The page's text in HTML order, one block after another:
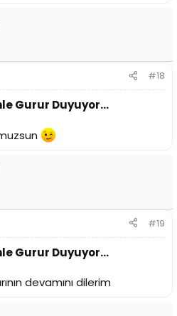
#18
Gurur Duyuyor...
#19
Gurur Duyuyor...
devamını dilerim